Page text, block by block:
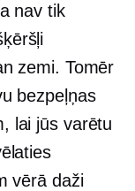
nav tik
zemi. Tomēr
bezpeļņas
lai jūs varētu
vērā daži